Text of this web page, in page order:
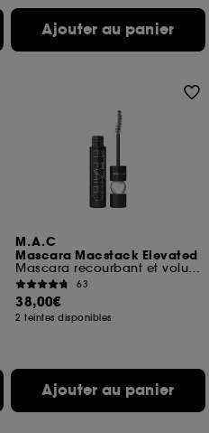
Ajouter au panier
M.A.C
Mascara Macstack Elevated
Mascara recourbant et volumisant
63
38,00€
2 teintes disponibles
Ajouter au panier